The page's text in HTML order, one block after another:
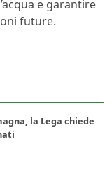
e garantire
future.
la Lega chiede